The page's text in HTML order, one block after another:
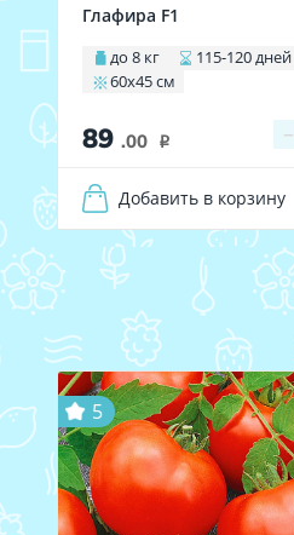
Глафира F1
до 8 кг
115-120 дней
60х45 см
89 .00 i −
Добавить в корзину
5